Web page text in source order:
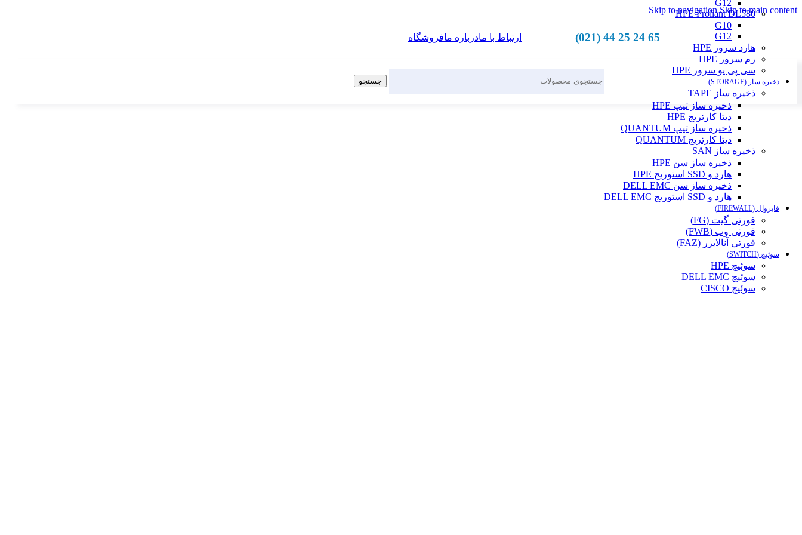
Skip to navigationSkip to main content
65 24 25 44 (021) ارتباط با مادرباره مافروشگاه
G12
HPE Proliant DL580
G10
G12
هارد سرور HPE
رم سرور HPE
سی پی یو سرور HPE
ذخیره ساز (STORAGE)
ذخیره ساز TAPE
ذخیره ساز تیپ HPE
دیتا کارتریج HPE
ذخیره ساز تیپ QUANTUM
دیتا کارتریج QUANTUM
ذخیره ساز SAN
ذخیره ساز سن HPE
هارد و SSD استوریج HPE
ذخیره ساز سن DELL EMC
هارد و SSD استوریج DELL EMC
فایروال (FIREWALL)
فورتی گیت (FG)
فورتی وب (FWB)
فورتی آنالایزر (FAZ)
سوئیچ (SWITCH)
سوئیچ HPE
سوئیچ DELL EMC
سوئیچ CISCO
جستجو